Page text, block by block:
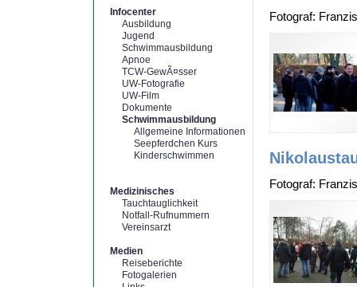
Infocenter
Ausbildung
Jugend
Schwimmausbildung
Apnoe
TCW-GewÃ¤sser
UW-Fotografie
UW-Film
Dokumente
Schwimmausbildung
Allgemeine Informationen
Seepferdchen Kurs
Kinderschwimmen
Medizinisches
Tauchtauglichkeit
Notfall-Rufnummern
Vereinsarzt
Medien
Reiseberichte
Fotogalerien
Fotograf:
Fotograf: